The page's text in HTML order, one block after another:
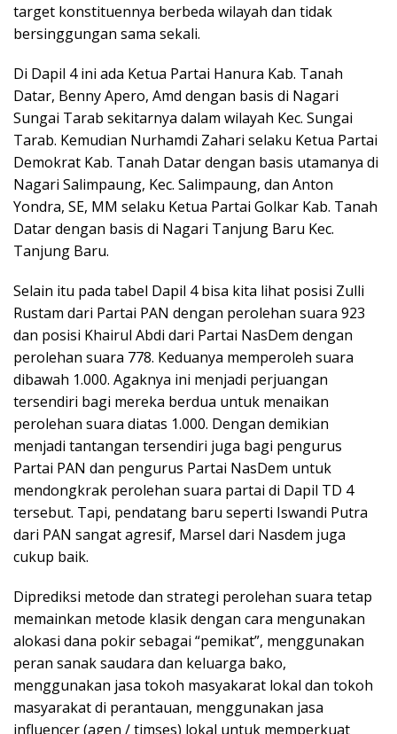
target konstituennya berbeda wilayah dan tidak
bersinggungan sama sekali.
Di Dapil 4 ini ada Ketua Partai Hanura Kab. Tanah
Datar, Benny Apero, Amd dengan basis di Nagari
Sungai Tarab sekitarnya dalam wilayah Kec. Sungai
Tarab. Kemudian Nurhamdi Zahari selaku Ketua Partai
Demokrat Kab. Tanah Datar dengan basis utamanya di
Nagari Salimpaung, Kec. Salimpaung, dan Anton
Yondra, SE, MM selaku Ketua Partai Golkar Kab. Tanah
Datar dengan basis di Nagari Tanjung Baru Kec.
Tanjung Baru.
Selain itu pada tabel Dapil 4 bisa kita lihat posisi Zulli
Rustam dari Partai PAN dengan perolehan suara 923
dan posisi Khairul Abdi dari Partai NasDem dengan
perolehan suara 778. Keduanya memperoleh suara
dibawah 1.000. Agaknya ini menjadi perjuangan
tersendiri bagi mereka berdua untuk menaikan
perolehan suara diatas 1.000. Dengan demikian
menjadi tantangan tersendiri juga bagi pengurus
Partai PAN dan pengurus Partai NasDem untuk
mendongkrak perolehan suara partai di Dapil TD 4
tersebut. Tapi, pendatang baru seperti Iswandi Putra
dari PAN sangat agresif, Marsel dari Nasdem juga
cukup baik.
Diprediksi metode dan strategi perolehan suara tetap
memainkan metode klasik dengan cara mengunakan
alokasi dana pokir sebagai “pemikat”, menggunakan
peran sanak saudara dan keluarga bako,
menggunakan jasa tokoh masyakarat lokal dan tokoh
masyarakat di perantauan, menggunakan jasa
influencer (agen / timses) lokal untuk memperkuat